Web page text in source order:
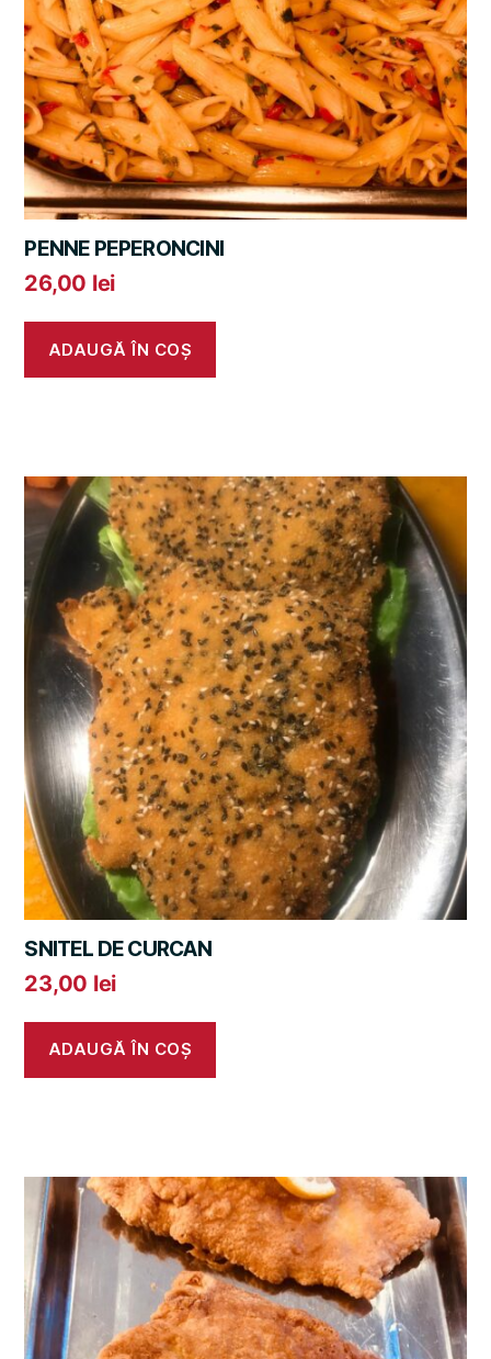
PENNE PEPERONCINI
26,00 lei
ADAUGĂ ÎN COȘ
SNITEL DE CURCAN
23,00 lei
ADAUGĂ ÎN COȘ